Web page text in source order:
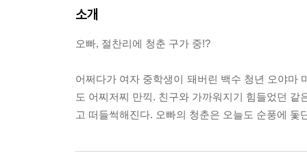
소개
오빠, 절찬리에 청춘 구가 중!?
어쩌다가 여자 중학생이 돼버린 백수 청년 오야마
도 어찌저찌 만끽. 친구와 가까워지기 힘들었던
고 떠들썩해진다. 오빠의 청춘은 오늘도 순풍에 돛